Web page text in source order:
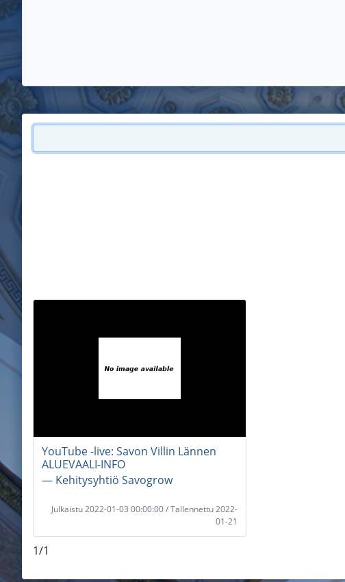
YouTube -live: Savon Villin Lännen
ALUEVAALI-INFO
― Kehitysyhtiö Savogrow
Julkaistu 2022-01-03 00:00:00 / Tallennettu 2022-
01-21
1/1